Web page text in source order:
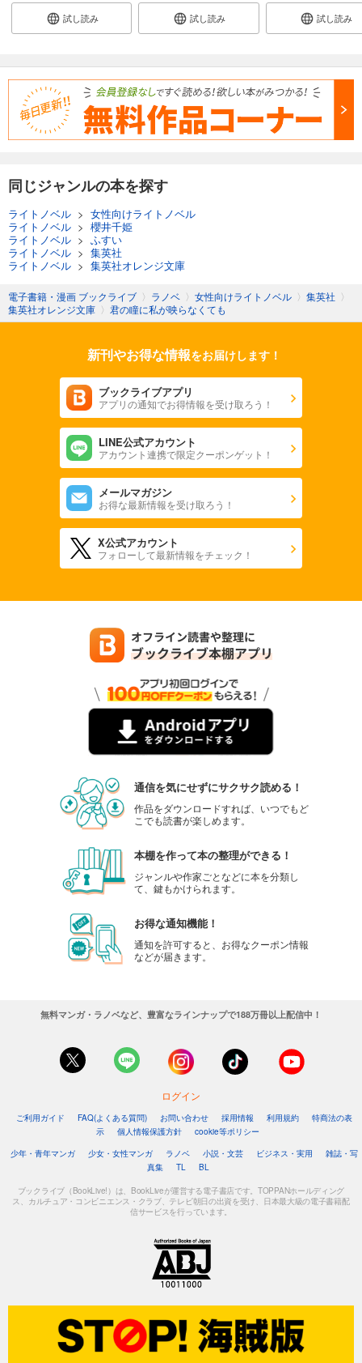
試し読み 試し読み 試し読み
同じジャンルの本を探す
ライトノベル > 女性向けライトノベル
ライトノベル > 櫻井千姫
ライトノベル > ふすい
ライトノベル > 集英社
ライトノベル > 集英社オレンジ文庫
電子書籍・漫画 ブックライブ 〉 ラノベ 〉 女性向けライトノベル 〉 集英社 〉
集英社オレンジ文庫 〉 君の瞳に私が映らなくても
新刊やお得な情報をお届けします！
ブックライブアプリ
アプリの通知でお得情報を受け取ろう！
LINE公式アカウント
アカウント連携で限定クーポンゲット！
メールマガジン
お得な最新情報を受け取ろう！
X公式アカウント
フォローして最新情報をチェック！
通信を気にせずにサクサク読める！
作品をダウンロードすれば、いつでもど
こでも読書が楽しめます。
本棚を作って本の整理ができる！
ジャンルや作家ごとなどに本を分類し
て、鍵もかけられます。
お得な通知機能！
通知を許可すると、お得なクーポン情報
などが届きます。
無料マンガ・ラノベなど、豊富なラインナップで188万冊以上配信中！
ログイン
ご利用ガイド FAQ(よくある質問) お問い合わせ 採用情報 利用規約
特商法の表
示
個人情報保護方針
cookie等ポリシー
少年・青年マンガ
少女・女性マンガ ラノベ 小説・文芸 ビジネス・実用
雑誌・写
真集
TL BL
ブックライブ（BookLive!）は、BookLiveが運営する電子書店です。TOPPANホールディング
ス、カルチュア・コンビニエンス・クラブ、テレビ朝日の出資を受け、日本最大級の電子書籍配
信サービスを行っています。